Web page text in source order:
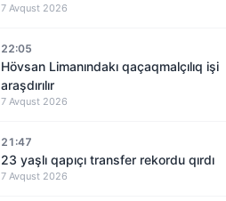
7 Avqust 2026
22:05
Hövsan Limanındakı qaçaqmalçılıq işi
araşdırılır
7 Avqust 2026
21:47
23 yaşlı qapıçı transfer rekordu qırdı
7 Avqust 2026